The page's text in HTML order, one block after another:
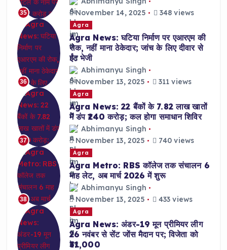
35
November 14, 2025
348 views
36
Agra
Agra News: घटिया निर्माण पर एआरएम की
रोक, नहीं माना ठेकेदार; जांच के लिए दीवार से
ईंट भेजी
Abhimanyu Singh
November 13, 2025
311 views
37
Agra
Agra News: 22 बैंकों के 7.82 लाख खातों
में डंप ₹240 करोड़; कल होगा समाधान शिविर
Abhimanyu Singh
November 13, 2025
740 views
38
Agra
Agra Metro: RBS कॉलेज तक संचालन 6
माह लेट, अब मार्च 2026 में शुरू
Abhimanyu Singh
November 13, 2025
433 views
Agra
Agra News: अंडर-19 मून प्रीमियर लीग
26 नवंबर से सेंट जोंस मैदान पर; विजेता को
₹31,000